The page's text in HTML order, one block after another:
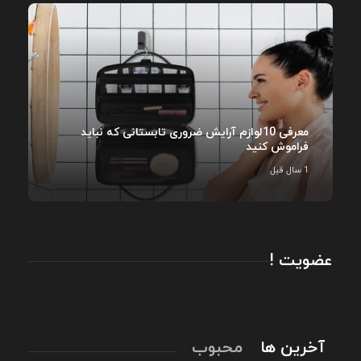
معرفی 10لوازم آرایش ضروری تابستانی که نباید
فراموش کنید
1 سال قبل
عضویت !
آخرین ها محبوب